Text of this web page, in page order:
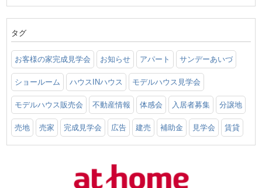
タグ
お客様の家完成見学会 お知らせ アパート サンデーあいづ
ショールーム ハウスINハウス モデルハウス見学会
モデルハウス販売会 不動産情報 体感会 入居者募集 分譲地
売地 売家 完成見学会 広告 建売 補助金 見学会 賃貸